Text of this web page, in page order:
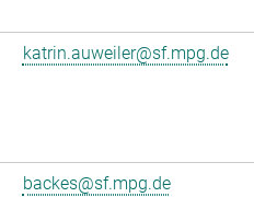
katrin.auweiler@sf.mpg.de
backes@sf.mpg.de